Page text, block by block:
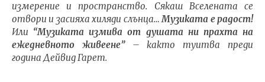
измерение и пространство. Сякаш Вселената се
отвори и засияха хиляди слънца…Музиката е радост!
Или “Музиката измива от душата ни прахта на
ежедневното живеене”– както туитва преди
година Дейвид Гарет.